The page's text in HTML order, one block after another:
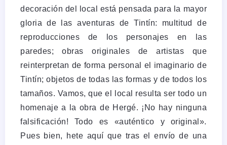
decoración del local está pensada para la mayor
gloria de las aventuras de Tintín: multitud de
reproducciones de los personajes en las
paredes; obras originales de artistas que
reinterpretan de forma personal el imaginario de
Tintín; objetos de todas las formas y de todos los
tamaños. Vamos, que el local resulta ser todo un
homenaje a la obra de Hergé. ¡No hay ninguna
falsificación! Todo es «auténtico y original».
Pues bien, hete aquí que tras el envío de una